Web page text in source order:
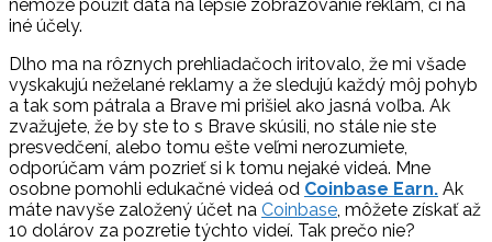
nemôže použiť dáta na lepšie zobrazovanie reklám, či na
iné účely.
Dlho ma na rôznych prehliadačoch iritovalo, že mi všade
vyskakujú neželané reklamy a že sledujú každý môj pohyb
a tak som pátrala a Brave mi prišiel ako jasná voľba. Ak
zvažujete, že by ste to s Brave skúsili, no stále nie ste
presvedčení, alebo tomu ešte veľmi nerozumiete,
odporúčam vám pozrieť si k tomu nejaké videá. Mne
osobne pomohli edukačné videá od Coinbase Earn. Ak
máte navyše založený účet na Coinbase , môžete získať až
10 dolárov za pozretie týchto videí. Tak prečo nie?